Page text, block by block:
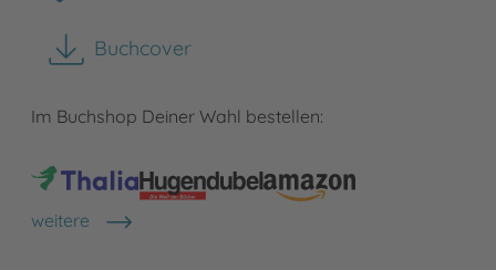
Buchcover
herunterladen
Im Buchshop Deiner Wahl bestellen:
weitere
Shops anzeigen